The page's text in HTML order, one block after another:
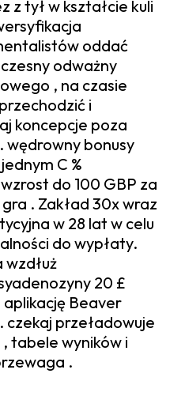
z tył w kształcie kuli
oddać
odważny
, na czasie
i
koncepcje poza
bonusy
C %
do 100 GBP za
. Zakład 30x wraz
w 28 lat w celu
do wypłaty.
20 £
Beaver
przeładowuje
tabele wyników i
.